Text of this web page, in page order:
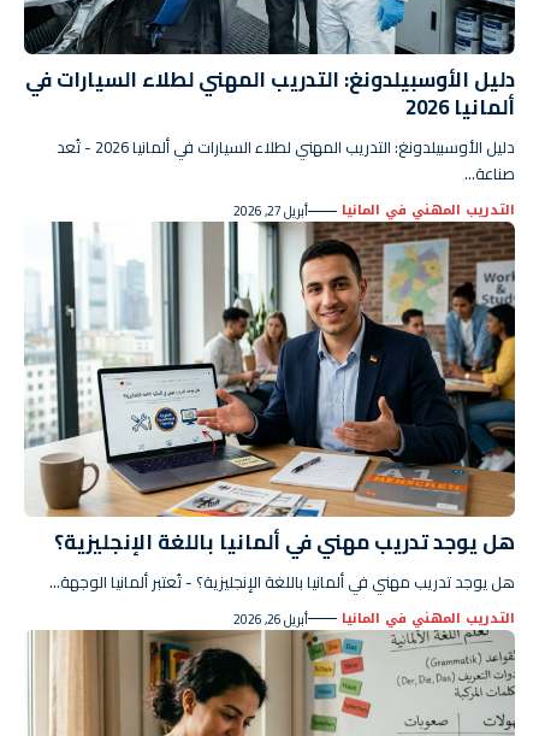
دليل الأوسبيلدونغ: التدريب المهني لطلاء السيارات في
ألمانيا 2026
دليل الأوسبيلدونغ: التدريب المهني لطلاء السيارات في ألمانيا 2026 - تُعد
صناعة…
التدريب المهني في المانيا أبريل 27, 2026
هل يوجد تدريب مهني في ألمانيا باللغة الإنجليزية؟
هل يوجد تدريب مهني في ألمانيا باللغة الإنجليزية؟ - تُعتبر ألمانيا الوجهة…
التدريب المهني في المانيا أبريل 26, 2026